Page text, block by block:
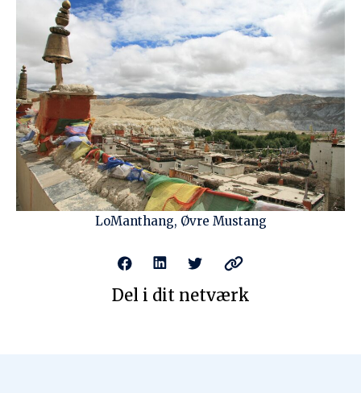
LoManthang, Øvre Mustang
Del i dit netværk
vores e-mails.